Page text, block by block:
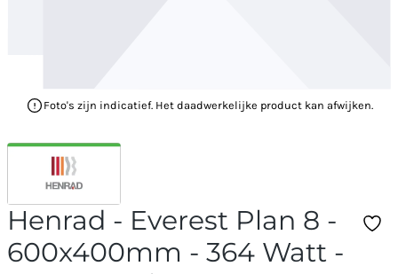
Foto's zijn indicatief. Het daadwerkelijke product kan afwijken.
Henrad - Everest Plan 8 -
600x400mm - 364 Watt -